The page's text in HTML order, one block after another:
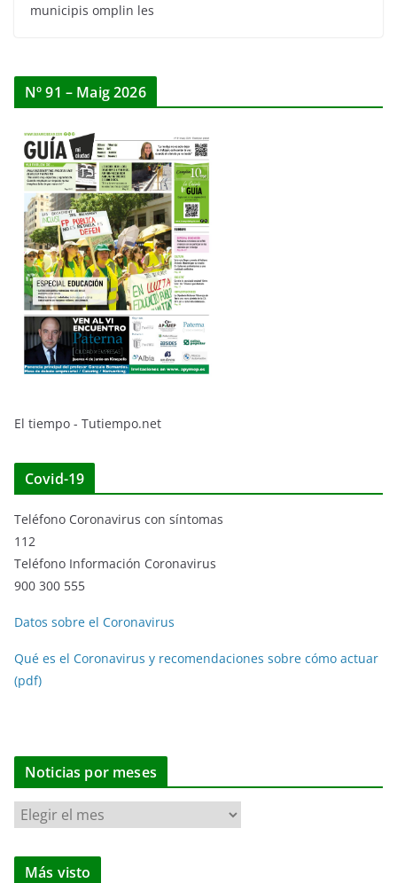
municipis omplin les
Nº 91 – Maig 2026
El tiempo - Tutiempo.net
Covid-19
Teléfono Coronavirus con síntomas
112
Teléfono Información Coronavirus
900 300 555
Datos sobre el Coronavirus
Qué es el Coronavirus y recomendaciones sobre cómo actuar
(pdf)
Noticias por meses
N
o
t
Más visto